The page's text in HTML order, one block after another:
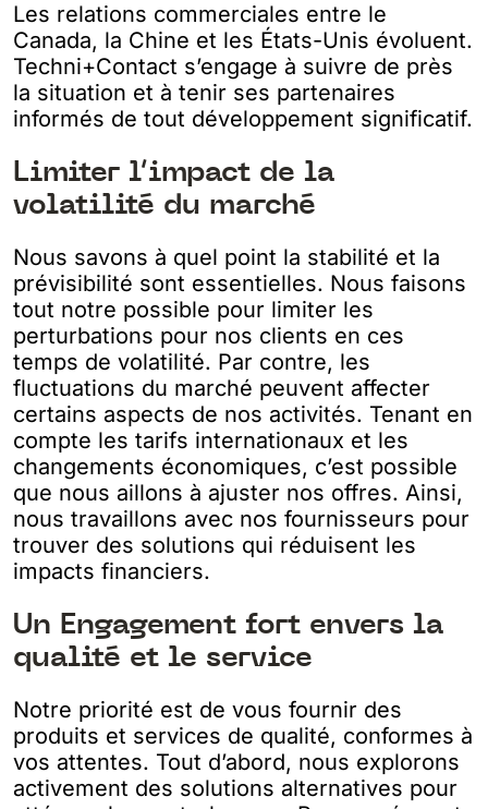
Les relations commerciales entre le
Canada, la Chine et les États-Unis évoluent.
Techni+Contact s’engage à suivre de près
la situation et à tenir ses partenaires
informés de tout développement significatif.
Limiter l’impact de la
volatilité du marché
Nous savons à quel point la stabilité et la
prévisibilité sont essentielles. Nous faisons
tout notre possible pour limiter les
perturbations pour nos clients en ces
temps de volatilité. Par contre, les
fluctuations du marché peuvent affecter
certains aspects de nos activités. Tenant en
compte les tarifs internationaux et les
changements économiques, c’est possible
que nous aillons à ajuster nos offres. Ainsi,
nous travaillons avec nos fournisseurs pour
trouver des solutions qui réduisent les
impacts financiers.
Un Engagement fort envers la
qualité et le service
Notre priorité est de vous fournir des
produits et services de qualité, conformes à
vos attentes. Tout d’abord, nous explorons
activement des solutions alternatives pour